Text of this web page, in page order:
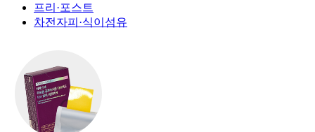
프리·포스트
차전자피·식이섬유